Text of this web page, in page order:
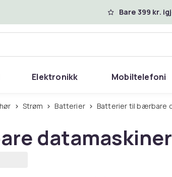
Bare 399 kr.
Elektronikk Mobiltelefoni
Strøm Batterier Batterier til bærbare
datamaskiner